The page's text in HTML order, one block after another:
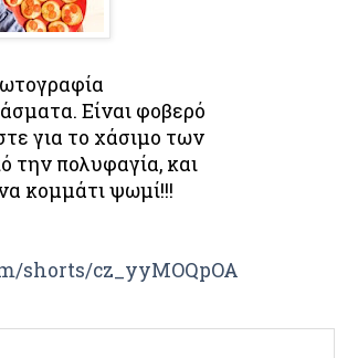
Είναι φοβερό
για το χάσιμο των
την πολυφαγία, και
κομμάτι ψωμί!!!
shorts/cz_yyMOQpOA